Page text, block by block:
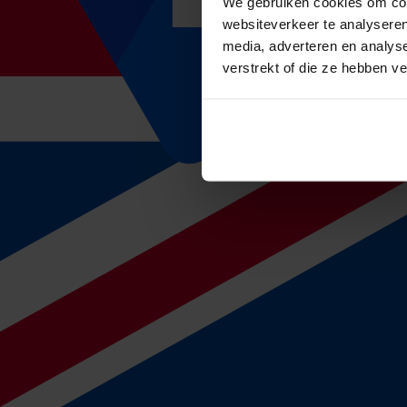
websiteverkeer te
media, adverteren en
verstrekt of die ze hebben
Je moet gedurende de eerste twee ziektejaren minimaal 70%
op terugkeer in het bedrijf.
Re-integratieplicht (Wet verbetering poortwachter):
Je moet samen met je zieke werknemer werken aan
aanpak en regelmatige evaluaties. Alles moet worden
Passend werk aanbieden:
Als de werknemer niet terug kan keren in zijn oude functie,
Administratieve verplichtingen:
Je moet het hele verzuimtraject zorgvuldig documenteren.
besluiten om de loondoorbetalingsverplichting met maximaal
Melding aan het UWV:
Na 42 weken ziekteverzuim moet je een melding doen bij
gedaan aan re-integratie.
Voorkomen van sancties:
Als werkgever moet je kunnen aantonen dat je je maximaal
één jaar extra loondoorbetaling.
Contact houden met de werknemer:
Je moet regelmatig contact onderhouden met je zieke